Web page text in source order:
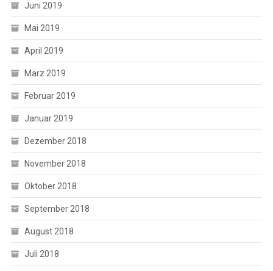
Juni 2019
Mai 2019
April 2019
März 2019
Februar 2019
Januar 2019
Dezember 2018
November 2018
Oktober 2018
September 2018
August 2018
Juli 2018